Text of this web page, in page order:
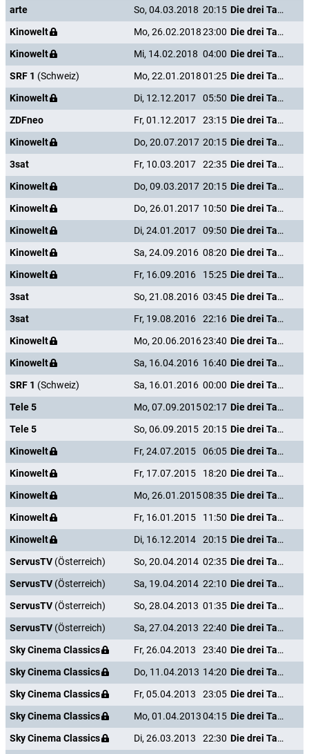
arte
So, 04.03.2018 20:15
Die drei Tage des Condor
Kinowelt
Mo, 26.02.201823:00
Die drei Tage des Condor
Kinowelt
Mi, 14.02.2018 04:00
Die drei Tage des Condor
SRF 1 (Schweiz) Mo, 22.01.201801:25
Die drei Tage des Condor
Kinowelt
Di, 12.12.2017 05:50
Die drei Tage des Condor
ZDFneo
Fr, 01.12.2017 23:15
Die drei Tage des Condor
Kinowelt
Do, 20.07.2017 20:15
Die drei Tage des Condor
3sat
Fr, 10.03.2017 22:35
Die drei Tage des Condor
Kinowelt
Do, 09.03.2017 20:15
Die drei Tage des Condor
Kinowelt
Do, 26.01.2017 10:50
Die drei Tage des Condor
Kinowelt
Di, 24.01.2017 09:50
Die drei Tage des Condor
Kinowelt
Sa, 24.09.2016 08:20
Die drei Tage des Condor
Kinowelt
Fr, 16.09.2016 15:25
Die drei Tage des Condor
3sat
So, 21.08.2016 03:45
Die drei Tage des Condor
3sat
Fr, 19.08.2016 22:16
Die drei Tage des Condor
Kinowelt
Mo, 20.06.201623:40
Die drei Tage des Condor
Kinowelt
Sa, 16.04.2016 16:40
Die drei Tage des Condor
SRF 1 (Schweiz) Sa, 16.01.2016 00:00
Die drei Tage des Condor
Tele 5
Mo, 07.09.201502:17
Die drei Tage des Condor
Tele 5
So, 06.09.2015 20:15
Die drei Tage des Condor
Kinowelt
Fr, 24.07.2015 06:05
Die drei Tage des Condor
Kinowelt
Fr, 17.07.2015 18:20
Die drei Tage des Condor
Kinowelt
Mo, 26.01.201508:35
Die drei Tage des Condor
Kinowelt
Fr, 16.01.2015 11:50
Die drei Tage des Condor
Kinowelt
Di, 16.12.2014 20:15
Die drei Tage des Condor
ServusTV (Österreich) So, 20.04.2014 02:35
Die drei Tage des Condor
ServusTV (Österreich) Sa, 19.04.2014 22:10
Die drei Tage des Condor
ServusTV (Österreich) So, 28.04.2013 01:35
Die drei Tage des Condor
ServusTV (Österreich) Sa, 27.04.2013 22:40
Die drei Tage des Condor
Sky Cinema Classics
Fr, 26.04.2013 23:40
Die drei Tage des Condor
Sky Cinema Classics
Do, 11.04.2013 14:20
Die drei Tage des Condor
Sky Cinema Classics
Fr, 05.04.2013 23:05
Die drei Tage des Condor
Sky Cinema Classics
Mo, 01.04.201304:15
Die drei Tage des Condor
Sky Cinema Classics
Di, 26.03.2013 22:30
Die drei Tage des Condor